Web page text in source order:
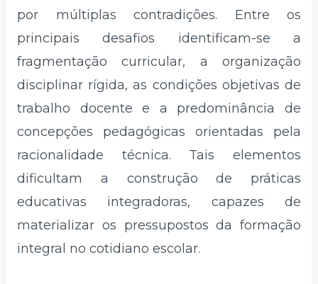
por múltiplas contradições. Entre os
principais desafios identificam-se a
fragmentação curricular, a organização
disciplinar rígida, as condições objetivas de
trabalho docente e a predominância de
concepções pedagógicas orientadas pela
racionalidade técnica. Tais elementos
dificultam a construção de práticas
educativas integradoras, capazes de
materializar os pressupostos da formação
integral no cotidiano escolar.